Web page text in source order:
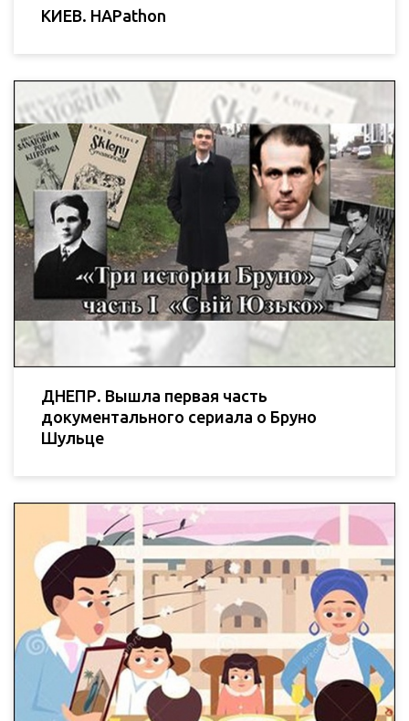
КИЕВ. HAPathon
ДНЕПР. Вышла первая часть
документального сериала о Бруно
Шульце